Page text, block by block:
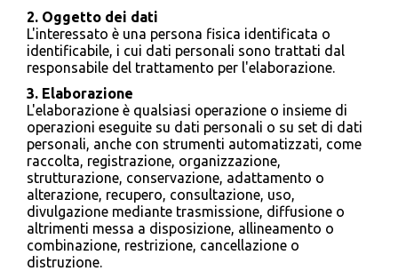
2. Oggetto dei dati
L'interessato è una persona fisica identificata o
identificabile, i cui dati personali sono trattati dal
responsabile del trattamento per l'elaborazione.
3. Elaborazione
L'elaborazione è qualsiasi operazione o insieme di
operazioni eseguite su dati personali o su set di dati
personali, anche con strumenti automatizzati, come
raccolta, registrazione, organizzazione,
strutturazione, conservazione, adattamento o
alterazione, recupero, consultazione, uso,
divulgazione mediante trasmissione, diffusione o
altrimenti messa a disposizione, allineamento o
combinazione, restrizione, cancellazione o
distruzione.